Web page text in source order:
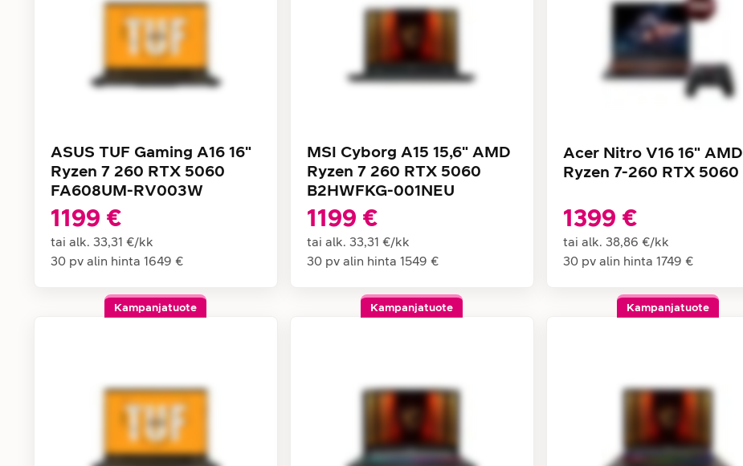
ASUS TUF Gaming A16 16"
Ryzen 7 260 RTX 5060
FA608UM-RV003W
1199 €
tai alk. 33,31 €/kk
30 pv alin hinta 1649 €
MSI Cyborg A15 15,6" AMD
Ryzen 7 260 RTX 5060
B2HWFKG-001NEU
1199 €
tai alk. 33,31 €/kk
30 pv alin hinta 1549 €
Acer Nitro V16 16" AMD
Ryzen 7-260 RTX 5060
1399 €
tai alk. 38,86 €/kk
30 pv alin hinta 1749 €
Kampanjatuote Kampanjatuote Kampanjatuote